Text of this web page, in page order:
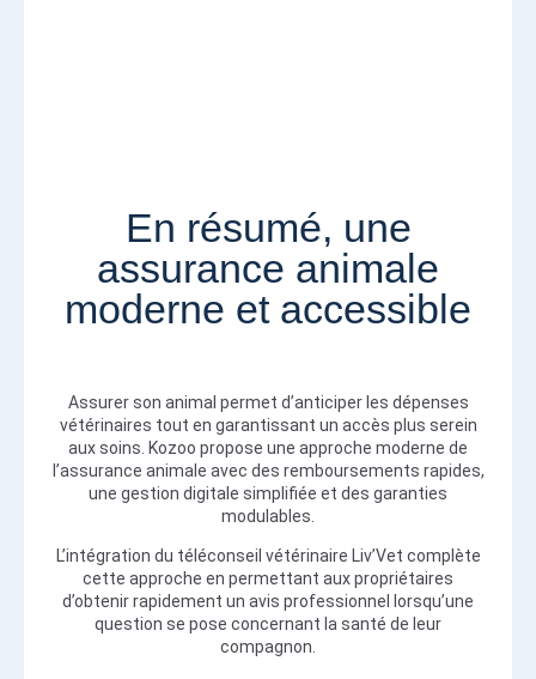
En résumé, une
assurance animale
moderne et accessible
Assurer son animal permet d’anticiper les dépenses
vétérinaires tout en garantissant un accès plus serein
aux soins. Kozoo propose une approche moderne de
l’assurance animale avec des remboursements rapides,
une gestion digitale simplifiée et des garanties
modulables.
L’intégration du téléconseil vétérinaire Liv’Vet complète
cette approche en permettant aux propriétaires
d’obtenir rapidement un avis professionnel lorsqu’une
question se pose concernant la santé de leur
compagnon.